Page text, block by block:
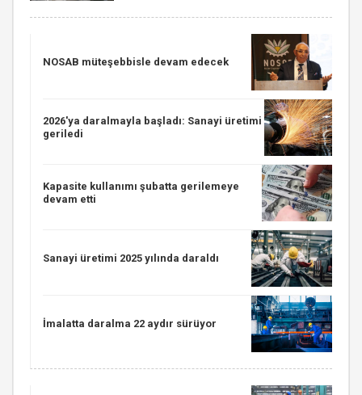
NOSAB müteşebbisle devam edecek
2026'ya daralmayla başladı: Sanayi üretimi
geriledi
Kapasite kullanımı şubatta gerilemeye
devam etti
Sanayi üretimi 2025 yılında daraldı
İmalatta daralma 22 aydır sürüyor